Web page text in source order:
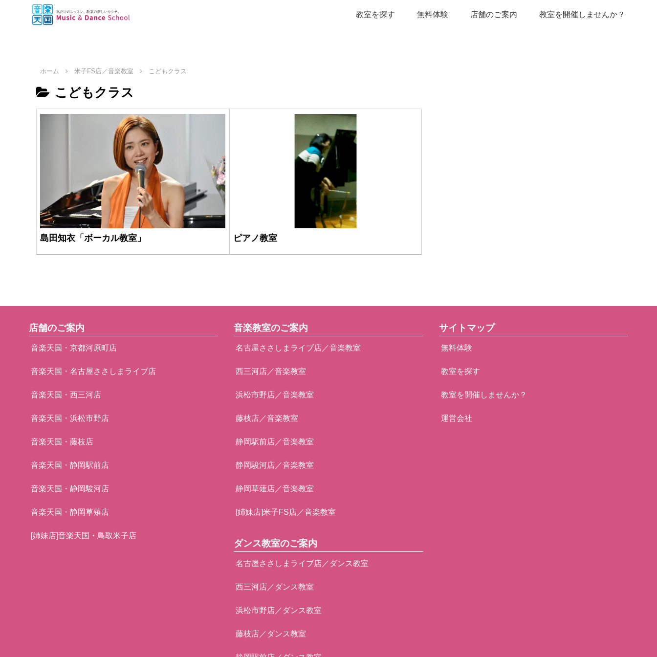
教室を探す 無料体験 店舗のご案内 教室を開催しませんか？
ホーム 米子FS店／音楽教室 こどもクラス
こどもクラス
島田知衣「ボーカル教室」 ピアノ教室
店舗のご案内
音楽天国・京都河原町店
音楽天国・名古屋ささしまライブ店
音楽天国・西三河店
音楽天国・浜松市野店
音楽天国・藤枝店
音楽天国・静岡駅前店
音楽天国・静岡駿河店
音楽天国・静岡草薙店
[姉妹店]音楽天国・鳥取米子店
音楽教室のご案内
名古屋ささしまライブ店／音楽教室
西三河店／音楽教室
浜松市野店／音楽教室
藤枝店／音楽教室
静岡駅前店／音楽教室
静岡駿河店／音楽教室
静岡草薙店／音楽教室
[姉妹店]米子FS店／音楽教室
ダンス教室のご案内
名古屋ささしまライブ店／ダンス教室
西三河店／ダンス教室
浜松市野店／ダンス教室
藤枝店／ダンス教室
サイトマップ
無料体験
教室を探す
教室を開催しませんか？
運営会社